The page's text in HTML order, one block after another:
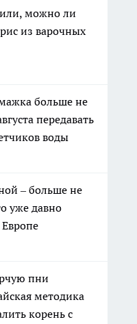
можно ли
из варочных
больше не
передавать
воды
– больше не
уже давно
пни
методика
корень с